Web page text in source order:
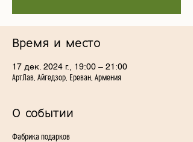
Время и место
17 дек. 2024 г., 19:00 – 21:00
АртЛав, Айгедзор, Ереван, Армения
О событии
Фабрика подарков